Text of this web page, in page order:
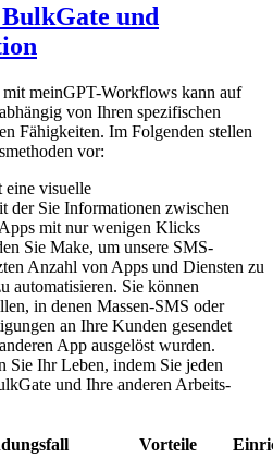
und
meinGPT-Workflows kann auf
von Ihren spezifischen
Fähigkeiten. Im Folgenden stellen
vor:
eine visuelle
der Sie Informationen zwischen
mit nur wenigen Klicks
Sie Make, um unsere SMS-
Anzahl von Apps und Diensten zu
automatisieren. Sie können
in denen Massen-SMS oder
an Ihre Kunden gesendet
App ausgelöst wurden.
Sie Ihr Leben, indem Sie jeden
und Ihre anderen Arbeits-
Vorteile